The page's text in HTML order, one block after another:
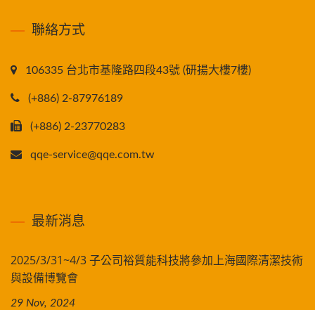
聯絡方式
106335 台北市基隆路四段43號 (研揚大樓7樓)
(+886) 2-87976189
(+886) 2-23770283
qqe-service@qqe.com.tw
最新消息
2025/3/31~4/3 子公司裕質能科技將參加上海國際清潔技術
與設備博覽會
29 Nov, 2024